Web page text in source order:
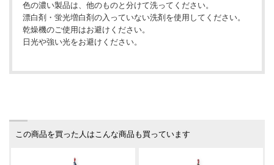
色の濃い製品は、他のものと分けて洗ってください。
漂白剤・蛍光増白剤の入っていない洗剤を使用してください。
乾燥機のご使用はお避けください。
日光や強い光をお避けください。
この商品を買った人はこんな商品も買っています